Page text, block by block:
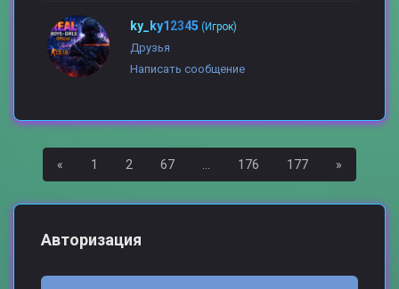
ky_ky12345 (Игрок)
Друзья
Написать сообщение
« Назад1 2 67 176 177 »
Авторизация